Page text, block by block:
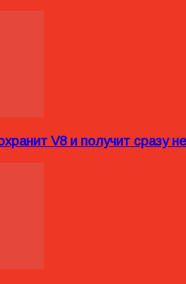
V8 и получит сразу